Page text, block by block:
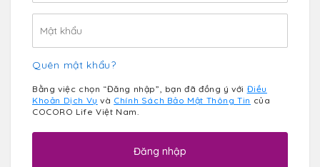
Quên mật khẩu?
Bằng việc chọn “Đăng nhập”, bạn đã đồng ý với Điều
Khoản Dịch Vụ và Chính Sách Bảo Mật Thông Tin của
COCORO Life Việt Nam.
Đăng nhập